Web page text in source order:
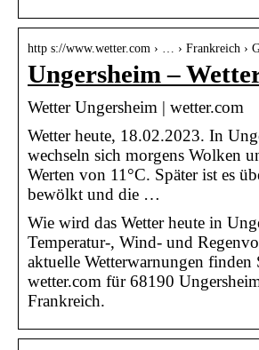
http s://www.wetter.com › … › Frankreich ›
Ungersheim –
Wetter Ungersheim | wetter.com
Wetter heute, 18.02.2023. In
wechseln sich morgens Wolken
Werten von 11°C. Später ist es
bewölkt und die …
Wie wird das Wetter heute in
Temperatur-, Wind- und
aktuelle Wetterwarnungen finden
wetter.com für 68190
Frankreich.